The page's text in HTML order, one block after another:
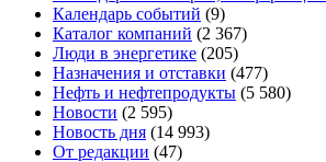
Календарь событий (9)
Каталог компаний (2 367)
Люди в энергетике (205)
Назначения и отставки (477)
Нефть и нефтепродукты (5 580)
Новости (2 595)
Новость дня (14 993)
От редакции (47)